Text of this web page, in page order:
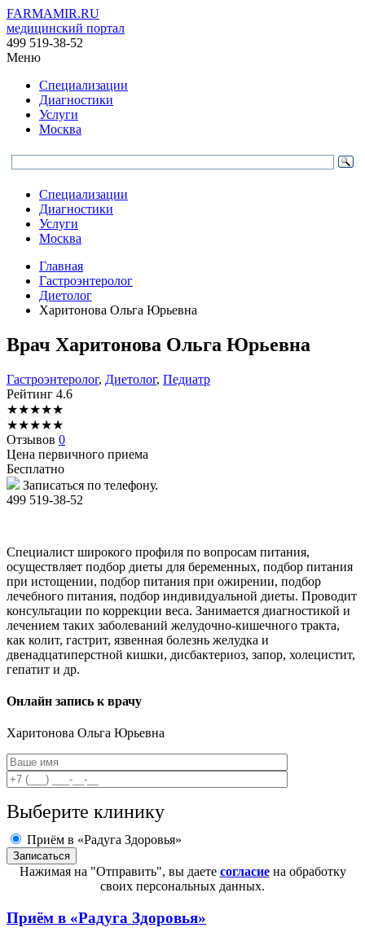
FARMAMIR.RU
медицинский портал
499 519-38-52
Меню
Специализации
Диагностики
Услуги
Москва
Специализации
Диагностики
Услуги
Москва
Главная
Гастроэнтеролог
Диетолог
Харитонова Ольга Юрьевна
Врач Харитонова Ольга Юрьевна
Гастроэнтеролог, Диетолог, Педиатр
Рейтинг 4.6
★★★★★
★★★★★
Отзывов 0
Цена первичного приема
Бесплатно
Записаться по телефону.
499 519-38-52
Специалист широкого профиля по вопросам питания,
осуществляет подбор диеты для беременных, подбор питания
при истощении, подбор питания при ожирении, подбор
лечебного питания, подбор индивидуальной диеты. Проводит
консультации по коррекции веса. Занимается диагностикой и
лечением таких заболеваний желудочно-кишечного тракта,
как колит, гастрит, язвенная болезнь желудка и
двенадцатиперстной кишки, дисбактериоз, запор, холецистит,
гепатит и др.
Онлайн запись к врачу
Харитонова Ольга Юрьевна
Выберите клинику
Приём в «Радуга Здоровья»
Нажимая на "Отправить", вы даете согласиена обработку
своих персональных данных.
Приём в «Радуга Здоровья»